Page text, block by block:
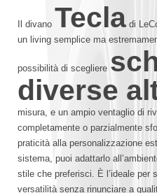
Il divano Tecla di
un living semplice ma
possibilità di scegliere
diverse
misura, e un ampio ventaglio di
completamente o parzialmente
praticità alla personalizzazione
sistema, puoi adattarlo
stile che preferisci. È l’ideale per
versatilità senza rinunciare a